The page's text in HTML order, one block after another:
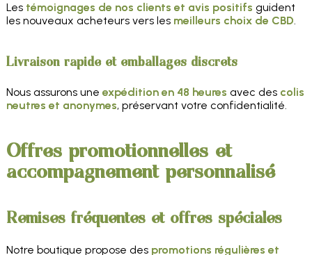
Les témoignages de nos clients et avis positifs guident
les nouveaux acheteurs vers les meilleurs choix de CBD.
Livraison rapide et emballages discrets
Nous assurons une expédition en 48 heures avec des colis
neutres et anonymes, préservant votre confidentialité.
Offres promotionnelles et
accompagnement personnalisé
Remises fréquentes et offres spéciales
Notre boutique propose des promotions régulières et